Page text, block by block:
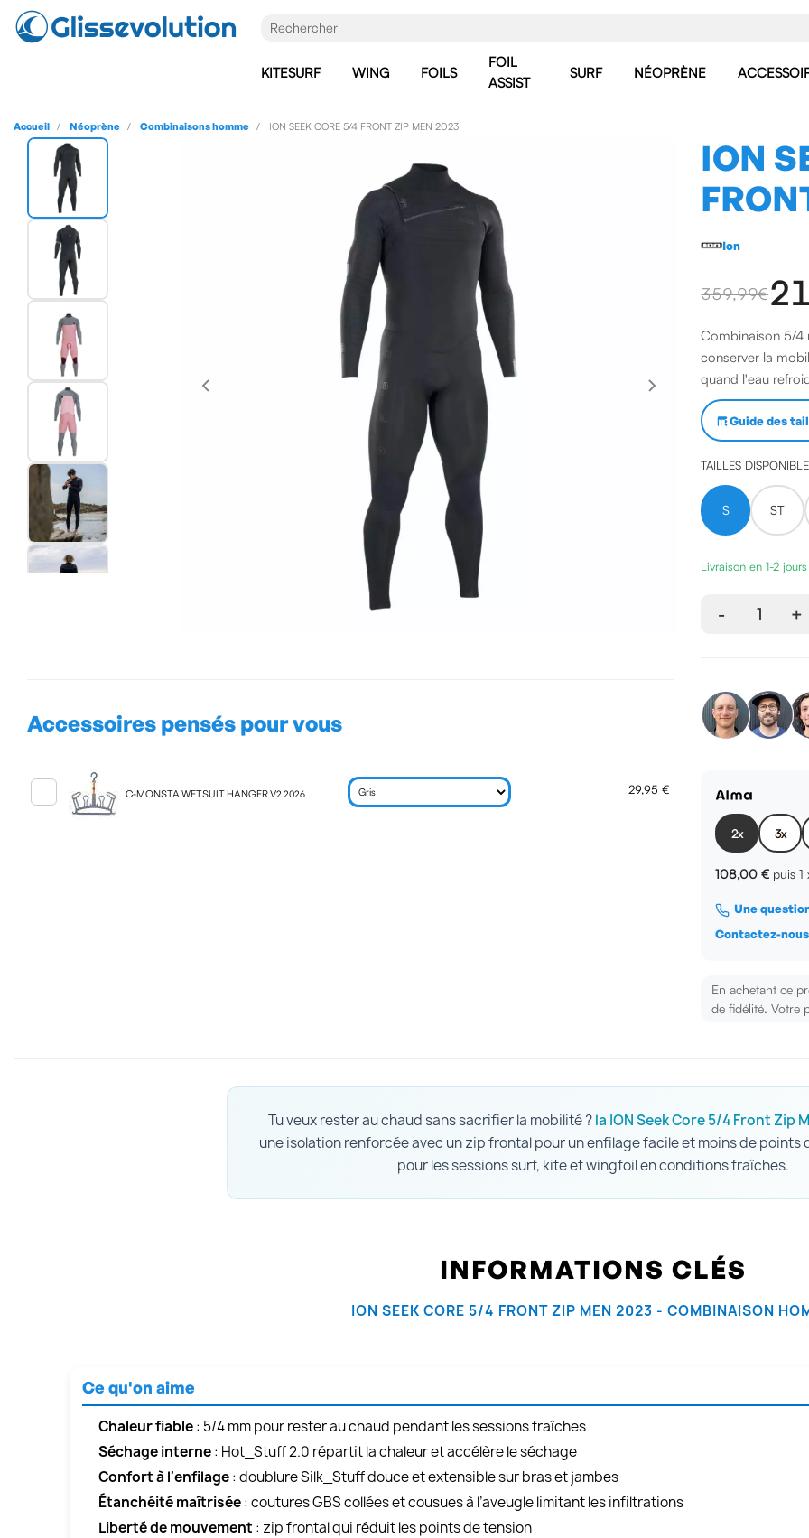
KITESURF WING FOILS
FOIL
ASSIST
SURF NÉOPRÈNE
Accueil Néoprène Combinaisons homme ION SEEK CORE 5/4 FRONT ZIP MEN 2023
Accessoires pensés pour vous
C-MONSTA WETSUIT HANGER V2 2026 29,95 €
ION
Ion
359,99 €
Combinaison 5/4
conserver la
quand l'eau
Guide des
TAILLES
S ST
Livraison en 1-2
- 1 +
2x 3x
108,00 € puis
Une
Contactez-nous
En achetant ce
de fidélité. Votre
Tu veux rester au chaud sans sacrifier la mobilité ?la ION Seek Core 5/4 Front Zip
une isolation renforcée avec un zip frontal pour un enfilage facile et moins de points
pour les sessions surf, kite et wingfoil en conditions fraîches.
INFORMATIONS CLÉS
ION SEEK CORE 5/4 FRONT ZIP MEN 2023 - COMBINAISON
Ce qu'on aime
Chaleur fiable: 5/4 mm pour rester au chaud pendant les sessions fraîches
Séchage interne: Hot_Stuff 2.0 répartit la chaleur et accélère le séchage
Confort à l'enfilage: doublure Silk_Stuff douce et extensible sur bras et jambes
Étanchéité maîtrisée: coutures GBS collées et cousues à l’aveugle limitant les infiltrations
Liberté de mouvement : zip frontal qui réduit les points de tension